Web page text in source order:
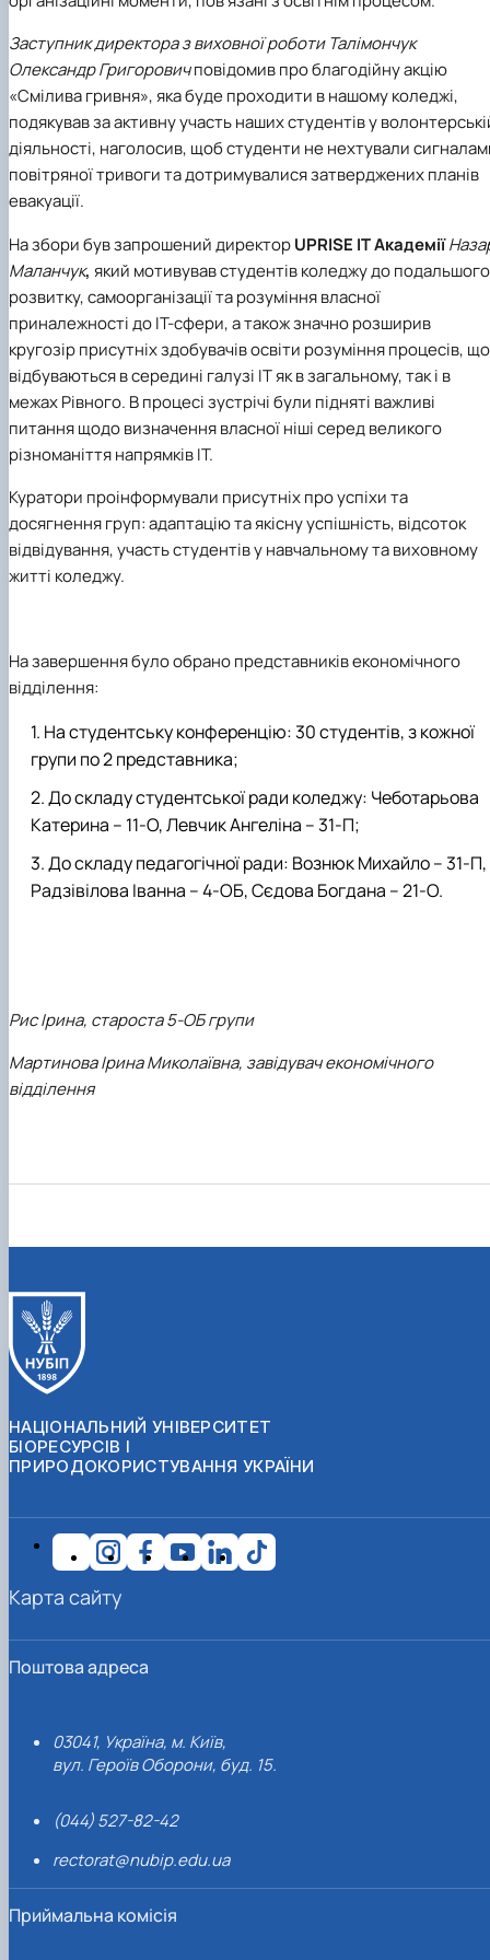
Іноземні мови
Працевлаштування
Їдальні та буфети
Студентські квитки
Центр вивчення мов
Психологічна підтримка
Інклюзивне середовище
Рада молодих вчених
Наукові школи
Стартап школа НУБіП України
Методичні рекомендації, пам'ятки
Форми документів
Патентно-ліцензійна діяльність
ЦКНО «Агропромисловий комплекс, лісове і
садово-паркове господарство, ветеринарна
Обладнання НУБіП України
Біоетична комісія
Наукові видання
Досліднику та автору
Звіт про проведення НТЗ
Наукові журнали НУБіП України
Наукові журнали НУБіП України (English)
Пам'ятка про проведення науково-
заходів
Результати науково-технічних заходів
Монографії
Наука для бізнесу
Каталог наукових послуг
«SEB-2024»
«SEB-2025»
Рада роботодавців
Благодійний фонд «Голосіївська ініціатива
2020»
Видатні випускники та працівники
Звіт ректора
Пам'яті захисників України
Почесні доктори і професори НУБіП України
Пресслужба
Університетський кур'єр
Вибори ректора
Державні закупівлі
Офіційна символіка
Антикорупційні заходи
Уповноважена особа з питань запобігання
виявлення корупції
Положення про антикорупційного
уповноваженого НУБіП України
Інформаційні ресурси НАЗК
Методичні роз’яснення НАЗК
Антикорупційні заходи
Гендерна радниця
Контактна інформація
Заступник директора з виховної роботи Талімончук
Олександр Григоровичповідомив про благодійну акцію
«Смілива гривня», яка буде проходити в нашому коледжі,
подякував за активну участь наших студентів у
діяльності, наголосив, щоб студенти не нехтували
повітряної тривоги та дотримувалися затверджених планів
евакуації.
На збори був запрошений директорUPRISE ITАкадемії
Маланчук, який мотивував студентів коледжу до подальшого
розвитку, самоорганізації та розуміння власної
приналежності до ІТ-сфери, а також значно розширив
кругозір присутніх здобувачів освіти розуміння процесів, що
відбуваються в середині галузі ІТ як в загальному, так і в
межах Рівного. В процесі зустрічі були підняті важливі
питання щодо визначення власної ніші серед великого
різноманіття напрямків ІТ.
Куратори проінформували присутніх про успіхи та
досягнення груп: адаптацію та якісну успішність, відсоток
відвідування, участь студентів у навчальному та виховному
житті коледжу.
На завершення було обрано представників економічного
відділення:
На студентську конференцію: 30 студентів, з кожної
групи по 2 представника;
До складу студентської ради коледжу: Чеботарьова
Катерина – 11-О, Левчик Ангеліна – 31-П;
До складу педагогічної ради: Вознюк Михайло – 31-П,
Радзівілова Іванна – 4-ОБ, Сєдова Богдана – 21-О.
Рис Ірина, староста 5-ОБ групи
Мартинова Ірина Миколаївна, завідувач економічного
відділення
НАЦІОНАЛЬНИЙ УНІВЕРСИТЕТ
БІОРЕСУРСІВ І
ПРИРОДОКОРИСТУВАННЯ УКРАЇНИ
Поштова адреса
03041, Україна, м. Київ,
вул. Героїв Оборони, буд. 15.
(044) 527-82-42
rectorat@nubip.edu.ua
Приймальна комісія
Карта сайту